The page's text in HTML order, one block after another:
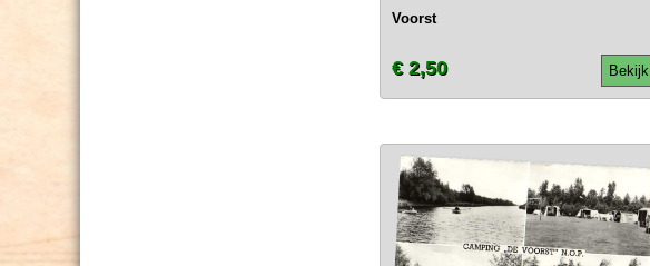
Voorst
Bekijk
€ 2,50